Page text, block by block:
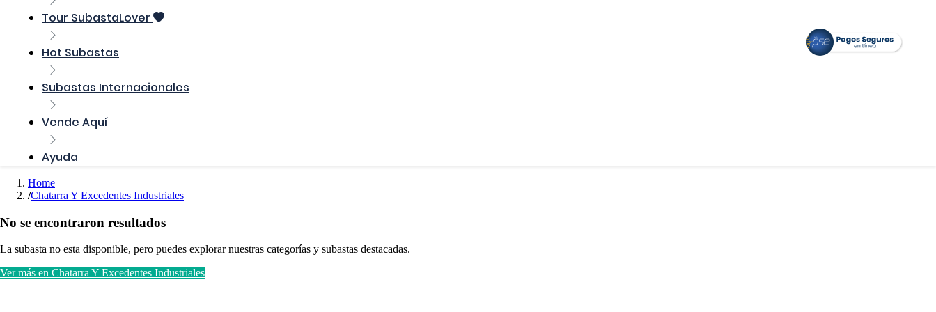
Tour SubastaLover
Hot Subastas
Subastas Internacionales
Vende Aquí
Ayuda
Home
Chatarra Y Excedentes Industriales
No se encontraron resultados
La subasta no esta disponible, pero puedes explorar nuestras categorías y subastas destacadas.
Ver más en Chatarra Y Excedentes Industriales